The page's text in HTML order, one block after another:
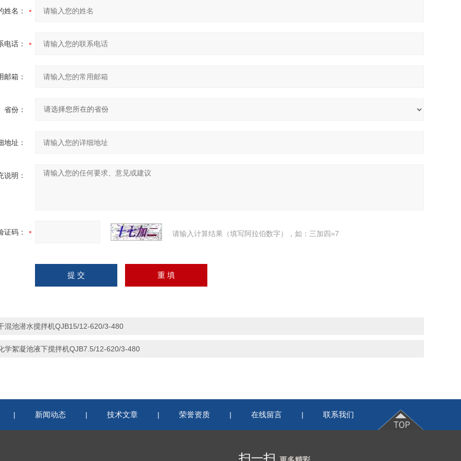
姓名：
电话：
邮箱：
省份：
地址：
说明：
证码： 请输入计算结果（填写阿拉伯数字），如：三加四=7
混池潜水搅拌机QJB15/12-620/3-480
学絮凝池液下搅拌机QJB7.5/12-620/3-480
| 新闻动态 | 技术文章 | 荣誉资质 | 在线留言 | 联系我们
扫一扫